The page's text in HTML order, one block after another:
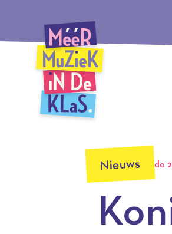
hoofdinhoud
Méér Muziek in de Klas, terug
Nieuws do